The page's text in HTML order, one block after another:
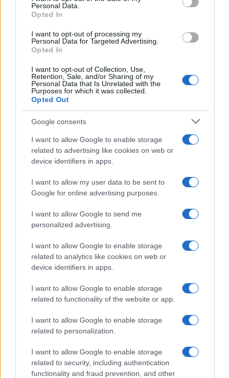
Personal Data.
Opted In
I want to opt-out of processing my
Personal Data for Targeted Advertising.
Opted In
I want to opt-out of Collection, Use,
Retention, Sale, and/or Sharing of my
Personal Data that Is Unrelated with the
Purposes for which it was collected.
Opted Out
Google consents
I want to allow Google to enable storage
related to advertising like cookies on web or
device identifiers in apps.
I want to allow my user data to be sent to
Google for online advertising purposes.
I want to allow Google to send me
personalized advertising.
I want to allow Google to enable storage
related to analytics like cookies on web or
device identifiers in apps.
I want to allow Google to enable storage
related to functionality of the website or app.
I want to allow Google to enable storage
related to personalization.
I want to allow Google to enable storage
related to security, including authentication
functionality and fraud prevention, and other
Chi è Stanislav Lobotka: altezza e moglie
del calciatore slovacco
Chi è Stanislav Lobotka: alla scoperta di origini, altezza e
Giovanni Scialpi · 23 Mar 2024
CALCIO
Serie A 30^ giornata: orari, partite,
formazioni
La 30^ di Serie A, gli orari delle partite e le probabili
formazioni che schiereranno i tecnici.
Filippo Imundi · 22 Mar 2024
CALCIO